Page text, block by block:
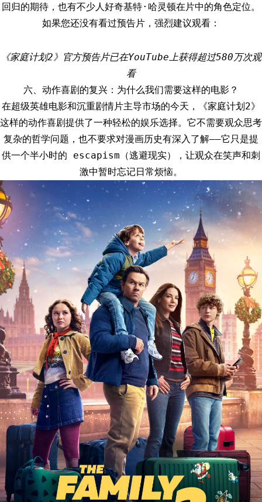
回归的期待，也有不少人好奇基特·哈灵顿在片中的角色定位。
如果您还没有看过预告片，强烈建议观看：
《家庭计划2》官方预告片已在YouTube上获得超过580万次观
看
六、动作喜剧的复兴：为什么我们需要这样的电影？
在超级英雄电影和沉重剧情片主导市场的今天，《家庭计划2》
这样的动作喜剧提供了一种轻松的娱乐选择。它不需要观众思考
复杂的哲学问题，也不要求对漫画历史有深入了解——它只是提
供一个半小时的 escapism（逃避现实），让观众在笑声和刺
激中暂时忘记日常烦恼。